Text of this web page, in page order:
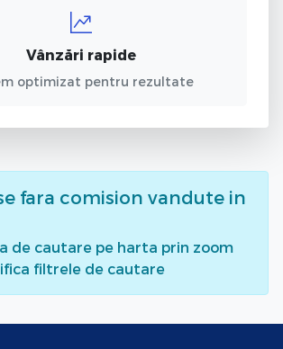
Vânzări rapide
optimizat pentru rezultate
fara comision vandute in
de cautare pe harta prin zoom
filtrele de cautare